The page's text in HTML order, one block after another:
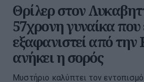
Θρίλερ στον
57χρονη γυναίκα που
εξαφανιστεί από
ανήκει η σορός
Μυστήριο καλύπτει τον